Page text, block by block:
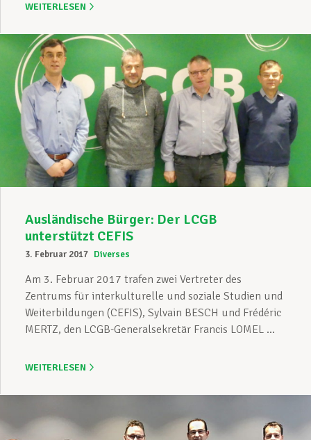
WEITERLESEN
Ausländische Bürger: Der LCGB
unterstützt CEFIS
3. Februar 2017 Diverses
Am 3. Februar 2017 trafen zwei Vertreter des
Zentrums für interkulturelle und soziale Studien und
Weiterbildungen (CEFIS), Sylvain BESCH und Frédéric
MERTZ, den LCGB-Generalsekretär Francis LOMEL ...
WEITERLESEN